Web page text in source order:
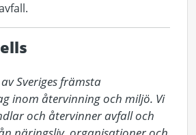
Sveriges främsta
inom återvinning och miljö. Vi
och återvinner avfall och